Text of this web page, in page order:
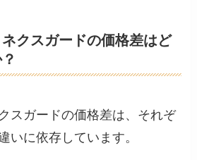
クスガードの価格差はど
スガードの価格差は、それぞ
いに依存しています。